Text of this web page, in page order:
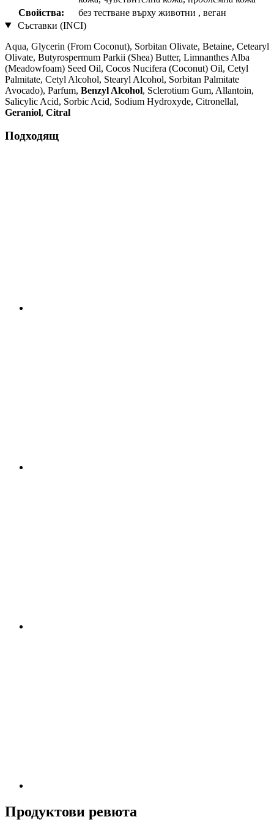
Свойства:
без тестване върху животни , веган
Съставки (INCI)
Aqua, Glycerin (From Coconut), Sorbitan Olivate, Betaine, Cetearyl
Olivate, Butyrospermum Parkii (Shea) Butter, Limnanthes Alba
(Meadowfoam) Seed Oil, Cocos Nucifera (Coconut) Oil, Cetyl
Palmitate, Cetyl Alcohol, Stearyl Alcohol, Sorbitan Palmitate
Avocado), Parfum, Benzyl Alcohol, Sclerotium Gum, Allantoin,
Salicylic Acid, Sorbic Acid, Sodium Hydroxyde, Citronellal,
Geraniol, Citral
Подходящ
Продуктови ревюта